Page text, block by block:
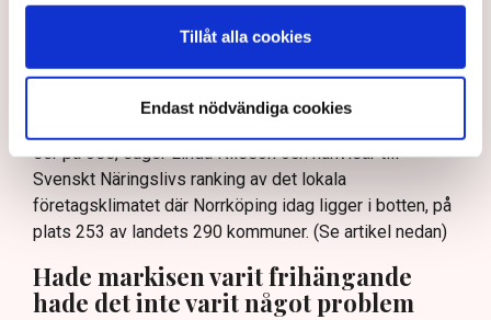
Tillåt alla cookies
Endast nödvändiga cookies
Norrköpings Tidningar säger en företrädare för
kommunen att en del restaurangföretagare ”kör ett
fulspel”, att ”en liten klick maximalt stretchar
ser på oss, säger Linda Nilsson och hänvisar till
Svenskt Näringslivs ranking av det lokala
företagsklimatet där Norrköping idag ligger i botten, på
plats 253 av landets 290 kommuner. (Se artikel nedan)
Hade markisen varit frihängande
hade det inte varit något problem